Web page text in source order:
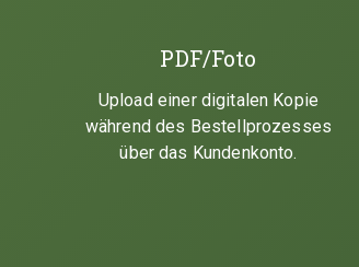
PDF/Foto
Upload einer digitalen Kopie
während des Bestellprozesses
über das Kundenkonto.